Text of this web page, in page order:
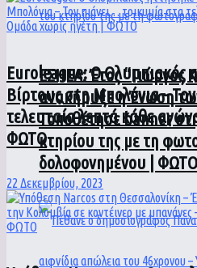
ΕΣΗΕΑ: Έτος “Γιώργος
ανακήρυξε η Ένωση
Τοποθέτησε banner
κτηρίου της με τη
δολοφονημένου | ΦΩΤΟ
Euroleague: Ο Ολυμπιακός
Βίρτους στη Μπολόνια –
τελευταία λεπτά κάθε
ΦΩΤΟ
22 Δεκεμβρίου, 2023